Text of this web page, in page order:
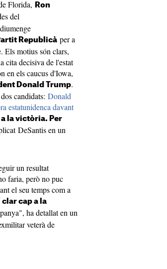
Florida,
Ron
del
Republicà per a
Els motius són clars,
cita decisiva de l'estat
en els caucus d'Iowa,
Donald Trump.
candidats: Donald
estatunidenca davant
la victòria. Per
DeSantis en un
un resultat
faria, però no puc
el seu temps com a
clar cap a la
ha detallat en un
veterà de